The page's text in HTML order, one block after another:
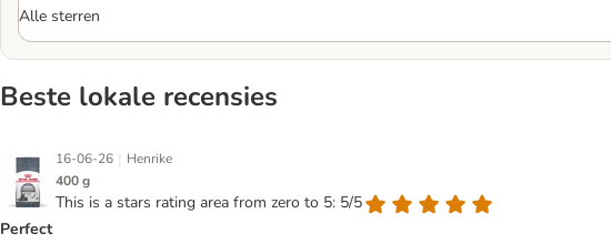
Beste lokale recensies
16-06-26 | Henrike
400 g
This is a stars rating area from zero to 5: 5/5
Perfect